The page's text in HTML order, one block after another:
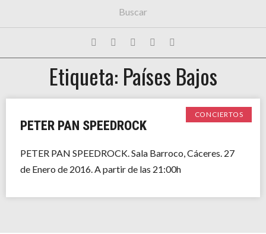
FESTIVALES
EXPOSICIONES
HISTORIAS
Etiqueta: Países Bajos
CONCIERTOS
PETER PAN SPEEDROCK
PETER PAN SPEEDROCK. Sala Barroco, Cáceres. 27
de Enero de 2016. A partir de las 21:00h